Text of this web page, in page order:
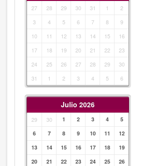
27 28 29 30 31 1
2
3
4 5 6 7 8
9
10
11 12 13 14 15
16
17
18 19 20 21 22
23
24
25 26 27 28 29
30
31
1 2 3 4 5 6
Julio 2026
29 30 1 2 3 4
5
6
7 8 9 10 11
12
13
14 15 16 17 18
19
20
21 22 23 24 25
26